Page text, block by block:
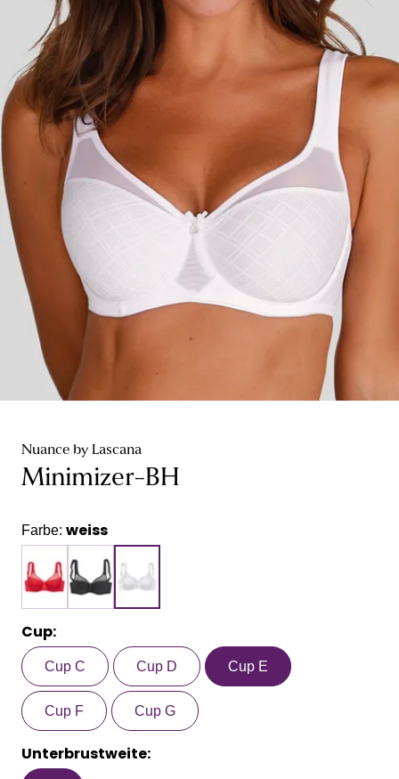
Nuance by Lascana
Minimizer-BH
Farbe: weiss
Cup:
Cup C Cup D Cup E
Cup F Cup G
Unterbrustweite: